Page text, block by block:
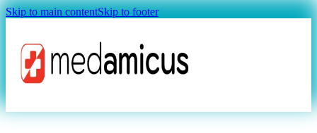
Skip to main contentSkip to footer
Magazin